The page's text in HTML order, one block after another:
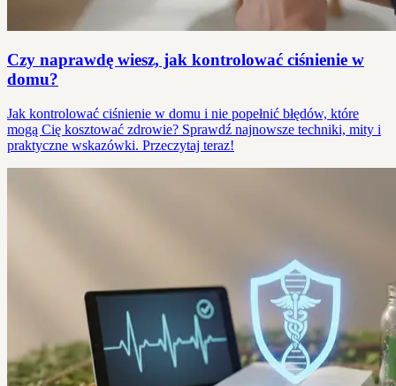
Czy naprawdę wiesz, jak kontrolować ciśnienie w
domu?
Jak kontrolować ciśnienie w domu i nie popełnić błędów, które
mogą Cię kosztować zdrowie? Sprawdź najnowsze techniki, mity i
praktyczne wskazówki. Przeczytaj teraz!